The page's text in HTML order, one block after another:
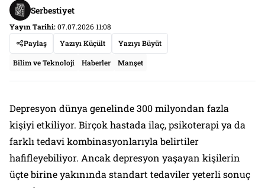
Serbestiyet
Yayın Tarihi:07.07.2026 11:08
Paylaş
Yazıyı Küçült Yazıyı Büyüt
Bilim ve Teknoloji Haberler Manşet
Depresyon dünya genelinde 300 milyondan fazla
kişiyi etkiliyor. Birçok hastada ilaç, psikoterapi ya da
farklı tedavi kombinasyonlarıyla belirtiler
hafifleyebiliyor. Ancak depresyon yaşayan kişilerin
üçte birine yakınında standart tedaviler yeterli sonuç